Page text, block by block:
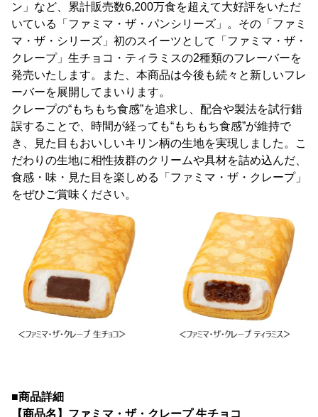
ン」など、累計販売数6,200万食を超えて大好評をいただ
いている「ファミマ・ザ・パンシリーズ」。その「ファミ
マ・ザ・シリーズ」初のスイーツとして「ファミマ・ザ・
クレープ」生チョコ・ティラミスの2種類のフレーバーを
発売いたします。また、本商品は今後も続々と新しいフレ
ーバーを展開してまいります。
クレープの“もちもち食感”を追求し、配合や製法を試行錯
誤することで、時間が経っても“もちもち食感”が維持で
き、見た目もおいしいキリン柄の生地を実現しました。こ
だわりの生地に相性抜群のクリームや具材を詰め込んだ、
食感・味・見た目を楽しめる「ファミマ・ザ・クレープ」
をぜひご賞味ください。
■商品詳細
【商品名】ファミマ・ザ・クレープ 生チョコ